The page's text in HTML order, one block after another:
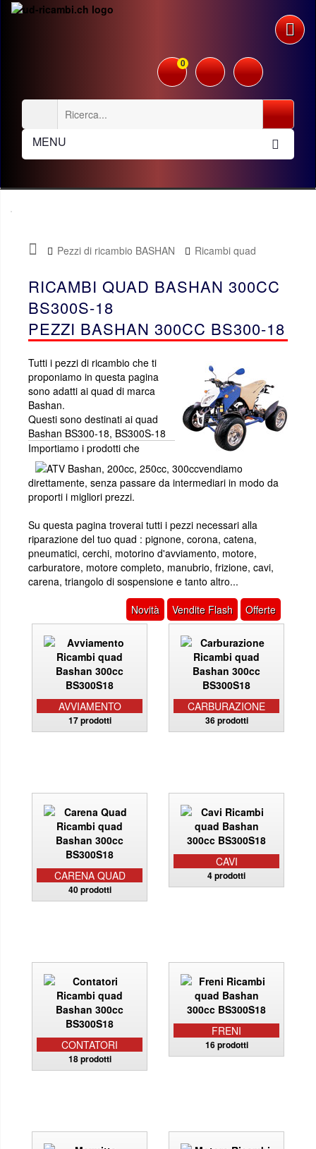
0
MENU
Pezzi di ricambio BASHAN
Ricambi quad
Bashan 300cc BS300S18
RICAMBI QUAD BASHAN 300CC
BS300S-18
PEZZI BASHAN 300CC BS300-18
Tutti i pezzi di ricambio che ti
proponiamo in questa pagina
sono adatti ai quad di marca
Bashan.
Questi sono destinati ai quad
Bashan BS300-18, BS300S-18
Importiamo i prodotti che
vendiamo
direttamente, senza passare da intermediari in modo da
proporti i migliori prezzi.
Su questa pagina troverai tutti i pezzi necessari alla
riparazione del tuo quad : pignone, corona, catena,
pneumatici, cerchi, motorino d'avviamento, motore,
carburatore, motore completo, manubrio, frizione, cavi,
carena, triangolo di sospensione e tanto altro...
Novità
Vendite Flash Offerte
AVVIAMENTO
17 prodotti
CARBURAZIONE
36 prodotti
CARENA QUAD
40 prodotti
CAVI
4 prodotti
CONTATORI
18 prodotti
FRENI
16 prodotti